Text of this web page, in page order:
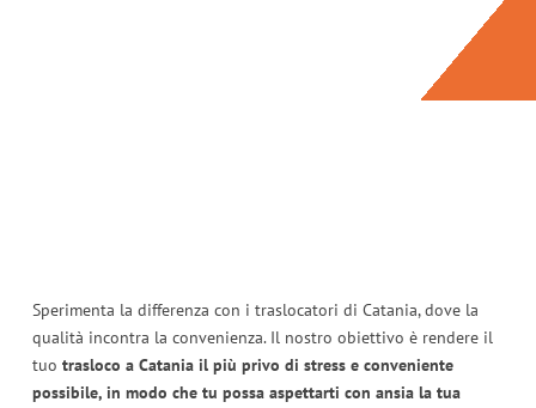
Sperimenta la differenza con i traslocatori di Catania, dove la
qualità incontra la convenienza. Il nostro obiettivo è rendere il
tuo trasloco a Catania il più privo di stress e conveniente
possibile, in modo che tu possa aspettarti con ansia la tua